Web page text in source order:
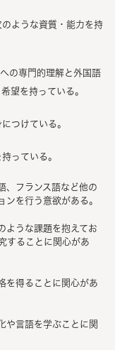
ような資質・能力を持
の専門的理解と外国語
望を持っている。
つけている。
っている。
、フランス語など他の
ンを行う意欲がある。
ような課題を抱えてお
することに関心があ
を得ることに関心があ
や言語を学ぶことに関